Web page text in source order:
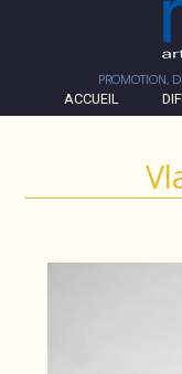
PROMOTION,
ACCUEIL